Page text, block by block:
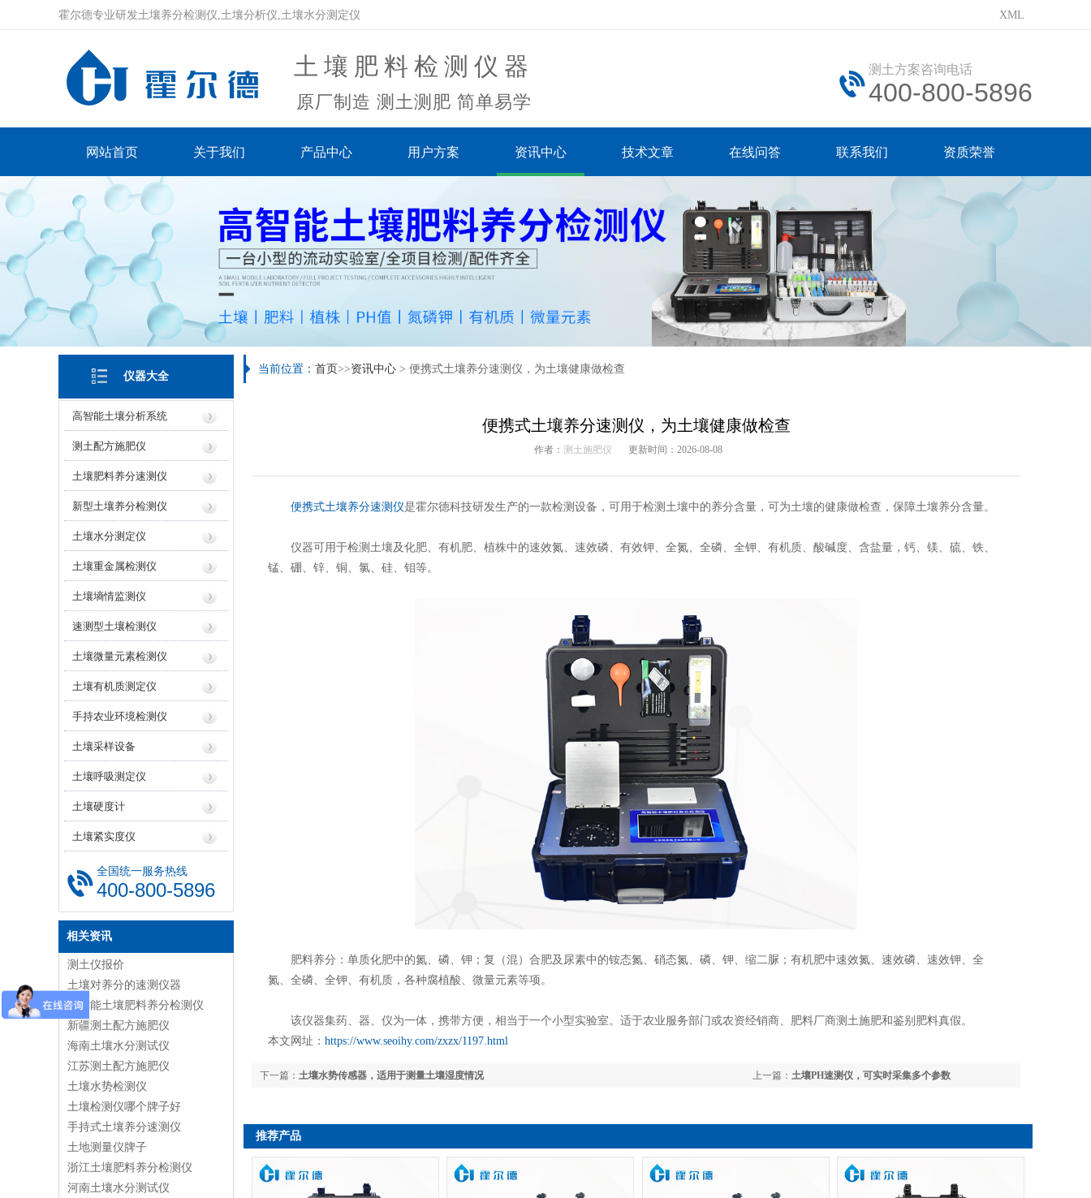
霍尔德专业研发土壤养分检测仪,土壤分析仪,土壤水分测定仪 XML
土壤肥料检测仪器
原厂制造 测土测肥 简单易学
测土方案咨询电话
400-800-5896
网站首页 关于我们 产品中心 用户方案 资讯中心 技术文章 在线问答 联系我们 资质荣誉
仪器大全
高智能土壤分析系统
测土配方施肥仪
土壤肥料养分速测仪
新型土壤养分检测仪
土壤水分测定仪
土壤重金属检测仪
土壤墒情监测仪
速测型土壤检测仪
土壤微量元素检测仪
土壤有机质测定仪
手持农业环境检测仪
土壤采样设备
土壤呼吸测定仪
土壤硬度计
土壤紧实度仪
全国统一服务热线
400-800-5896
相关资讯
测土仪报价
土壤对养分的速测仪器
高智能土壤肥料养分检测仪
新疆测土配方施肥仪
海南土壤水分测试仪
江苏测土配方施肥仪
土壤水势检测仪
土壤检测仪哪个牌子好
手持式土壤养分速测仪
土地测量仪牌子
浙江土壤肥料养分检测仪
河南土壤水分测试仪
当前位置： 首页>>资讯中心 > 便携式土壤养分速测仪，为土壤健康做检查
便携式土壤养分速测仪，为土壤健康做检查
作者： 测土施肥仪 更新时间：2026-08-08
便携式土壤养分速测仪是霍尔德科技研发生产的一款检测设备，可用于检测土壤中的养分含量，可为土壤的健康做检查，保障土壤养分含量。
仪器可用于检测土壤及化肥、有机肥、植株中的速效氮、速效磷、有效钾、全氮、全磷、全钾、有机质、酸碱度、含盐量，钙、镁、硫、铁、
锰、硼、锌、铜、氯、硅、钼等。
肥料养分：单质化肥中的氮、磷、钾；复（混）合肥及尿素中的铵态氮、硝态氮、磷、钾、缩二脲；有机肥中速效氮、速效磷、速效钾、全
氮、全磷、全钾、有机质，各种腐植酸、微量元素等项。
该仪器集药、器、仪为一体，携带方便，相当于一个小型实验室。适于农业服务部门或农资经销商、肥料厂商测土施肥和鉴别肥料真假。
本文网址： https://www.seoihy.com/zxzx/1197.html
上一篇： 土壤PH速测仪，可实时采集多个参数
下一篇： 土壤水势传感器，适用于测量土壤湿度情况
推荐产品